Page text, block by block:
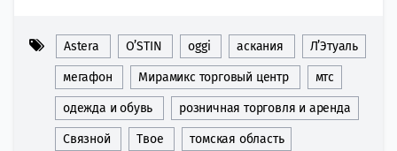
Astera O’STIN oggi аскания Л’Этуаль
мегафон Мирамикс торговый центр мтс
одежда и обувь розничная торговля и аренда
Связной Твое томская область